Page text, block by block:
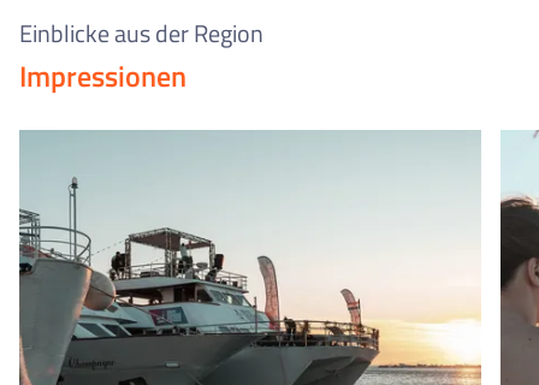
Inselgruppe in europäischen Gewässern und bietet
bietet der Club erholsame Klänge auf dem Sonnendeck.
Neben den großen Clubs habt ihr natürlich auch noch
Zentrum von Novalja oder die Backstagebar am Zrce
Beach, der beliebteste Treffpunkt unsere Gäste. In der
Backstagebar ist die Atmosphäre einfach anders. Das
müsst ihr erlebt haben! Ob ihr nachmittags entspannt
eure Cocktails in selbst zusammen gehämmerten Liegen
genießt oder abends zu fetziger Musik so richtig die Sau
raus lasst. Hier findet außerdem einmal wöchentlich die
legendäre Crazy Booze Party statt.
Einblicke aus der Region
Impressionen